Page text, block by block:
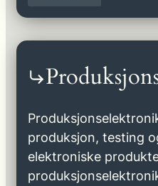
produksjon, testing
elektroniske